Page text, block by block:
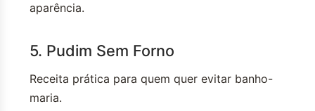
aparência.
5. Pudim Sem Forno
Receita prática para quem quer evitar banho-
maria.